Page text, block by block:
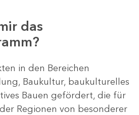
das
in den Bereichen
Baukultur, baukulturelles
Bauen gefördert, die für
Regionen von besonderer